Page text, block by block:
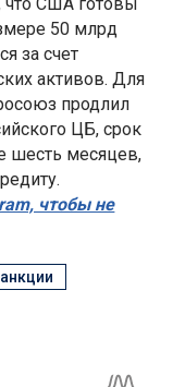
50 млрд
за счет
активов. Для
продлил
ЦБ, срок
шесть месяцев,
чтобы не